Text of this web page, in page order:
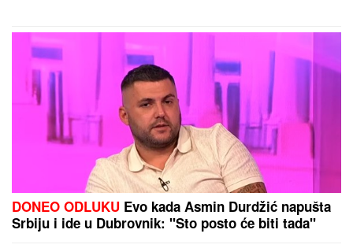
DONEO ODLUKU Evo kada Asmin Durdžić napušta
Srbiju i ide u Dubrovnik: "Sto posto će biti tada"